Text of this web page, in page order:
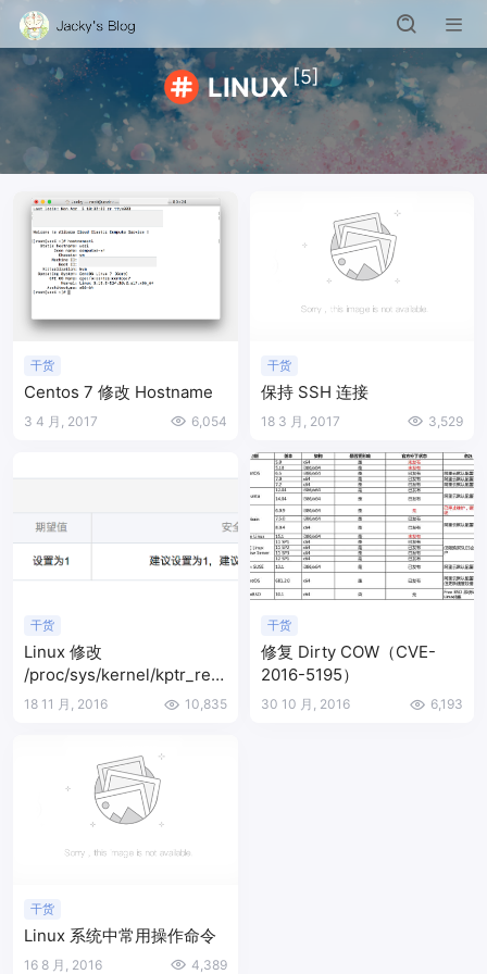
LINUX[5]
干货
Centos 7 修改 Hostname
3 4 月, 2017 6,054
干货
保持 SSH 连接
18 3 月, 2017 3,529
干货
Linux 修改
/proc/sys/kernel/kptr_rest
rict 的值为 1
18 11 月, 2016 10,835
干货
修复 Dirty COW（CVE-
2016-5195）
30 10 月, 2016 6,193
干货
Linux 系统中常用操作命令
16 8 月, 2016 4,389